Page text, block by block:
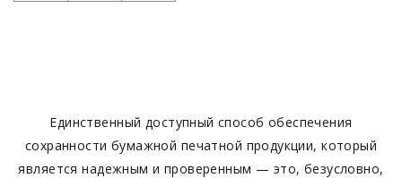
Единственный доступный способ обеспечения
сохранности бумажной печатной продукции, который
является надежным и проверенным — это, безусловно,